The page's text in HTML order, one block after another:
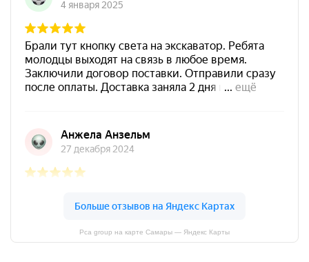
Pca group на карте Самары — Яндекс Карты